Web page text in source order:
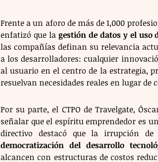
Frente a un aforo de más de 1,000
enfatizó que la gestión de datos y el uso
las compañías definan su relevancia
a los desarrolladores: cualquier
al usuario en el centro de la estrategia,
resuelvan necesidades reales en lugar de
Por su parte, el CTPO de Travelgate,
señalar que el espíritu emprendedor es
democratización del desarrollo
alcancen con estructuras de costos